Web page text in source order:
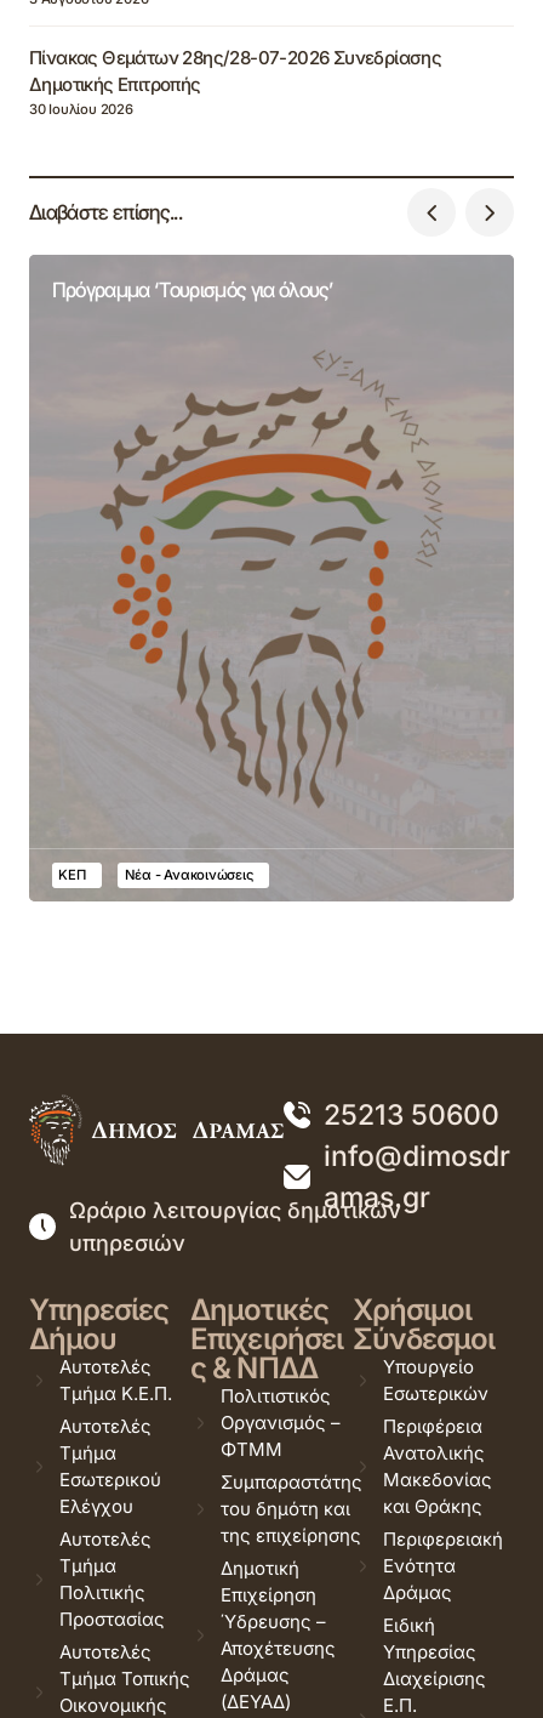
Πίνακας Θεμάτων 28ης/28-07-2026 Συνεδρίασης
Δημοτικής Επιτροπής
30 Ιουλίου 2026
Διαβάστε επίσης...
Πρόγραμμα ‘Τουρισμός για όλους’
ΚΕΠ Νέα - Ανακοινώσεις
25213 50600
info@dimosdr
amas.gr
Ωράριο λειτουργίας δημοτικών
υπηρεσιών
Υπηρεσίες
Δήμου
Αυτοτελές
Τμήμα Κ.Ε.Π.
Αυτοτελές
Τμήμα
Εσωτερικού
Ελέγχου
Αυτοτελές
Τμήμα
Πολιτικής
Προστασίας
Αυτοτελές
Τμήμα Τοπικής
Οικονομικής
Δημοτικές
Επιχειρήσει
ς & ΝΠΔΔ
Πολιτιστικός
Οργανισμός –
ΦΤΜΜ
Συμπαραστάτης
του δημότη και
της επιχείρησης
Δημοτική
Επιχείρηση
Ύδρευσης –
Αποχέτευσης
Δράμας
(ΔΕΥΑΔ)
Χρήσιμοι
Σύνδεσμοι
Υπουργείο
Εσωτερικών
Περιφέρεια
Ανατολικής
Μακεδονίας
και Θράκης
Περιφερειακή
Ενότητα
Δράμας
Ειδική
Υπηρεσίας
Διαχείρισης
Ε.Π.